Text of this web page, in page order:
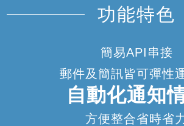
功能特色
簡易API串接
郵件及簡訊皆可彈性
自動化通知
方便整合省時省